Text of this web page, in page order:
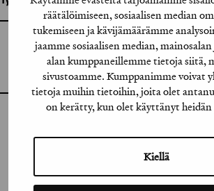
räätälöimiseen, sosiaalisen median
tukemiseen ja kävijämäärämme
jaamme sosiaalisen median,
alan kumppaneillemme tietoja siitä,
sivustoamme. Kumppanimme voivat
tietoja muihin tietoihin, joita olet
on kerätty, kun olet käyttänyt heidän
Kiellä
LINKEDIN